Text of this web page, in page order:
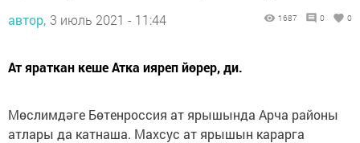
автор, 3 июль 2021 - 11:44 1687 0 0
Ат яраткан кеше Атка ияреп йөрер, ди.
Мөслимдәге Бөтенроссия ат ярышында Арча районы
атлары да катнаша. Махсус ат ярышын карарга